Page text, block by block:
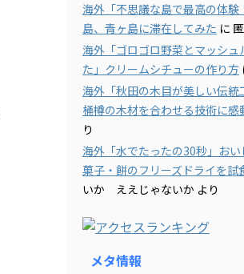
海外「不思議な島で最高の体験
島、青ヶ島に滞在してみた に
海外「ゴロゴロ野菜とマッシュ
た」クリームシチューの作り方
海外「秋田の木目が美しい伝統
桶樽の木材を合わせる技術に感
り
海外「水でたったの30秒」お
菓子・餅のフリーズドライを試
いか ええじゃないか より
メタ情報